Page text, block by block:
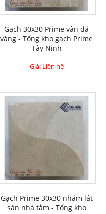
Gạch 30x30 Prime vân đá
vàng - Tổng kho gạch Prime
Tây Ninh
Giá: Liên hệ
Gạch Prime 30x30 nhám lát
sàn nhà tắm - Tổng kho